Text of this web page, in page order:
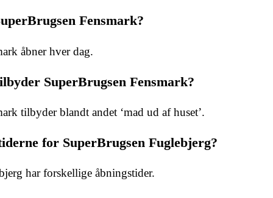
Fensmark?
åbner hver dag.
SuperBrugsen Fensmark?
tilbyder blandt andet ‘mad ud af huset’.
for SuperBrugsen Fuglebjerg?
har forskellige åbningstider.